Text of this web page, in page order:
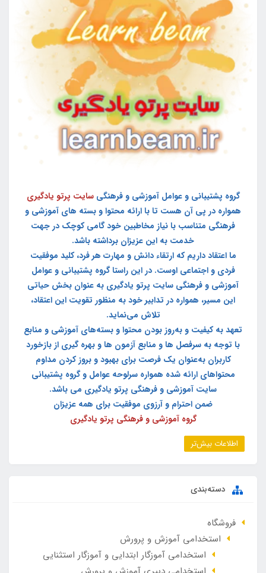
گروه پشتیبانی و عوامل آموزشی و فرهنگی سایت پرتو یادگیری
همواره در پی آن هست تا با ارائه محتوا و بسته های آموزشی و
فرهنگی متناسب با نیاز مخاطبین خود گامی کوچک در جهت
خدمت به این عزیزان برداشته باشد.
ما اعتقاد داریم که ارتقاء دانش و مهارت هر فرد، کلید موفقیت
فردی و اجتماعی اوست. در این راستا گروه پشتیبانی و عوامل
آموزشی و فرهنگی سایت پرتو یادگیری به عنوان بخش حیاتی
این مسیر، همواره در تدابیر خود به منظور تقویت این اعتقاد،
تلاش می‌نماید.
تعهد به کیفیت و به‌روز بودن محتوا و بسته‌های آموزشی و منابع
با توجه به سرفصل ها و منابع آزمون ها و بهره گیری از بازخورد
کاربران به‌عنوان یک فرصت برای بهبود و بروز کردن مداوم
محتواهای ارائه شده همواره سرلوحه عوامل و گروه پشتیبانی
سایت آموزشی و فرهنگی پرتو یادگیری می باشد.
ضمن احترام و آرزوی موفقیت برای همه عزیزان
گروه آموزشی و فرهنگی پرتو یادگیری
اطلاعات بیش‌تر
دسته‌بندی
فروشگاه
استخدامی آموزش و پرورش
استخدامی آموزگار ابتدایی و آموزگار استثنایی